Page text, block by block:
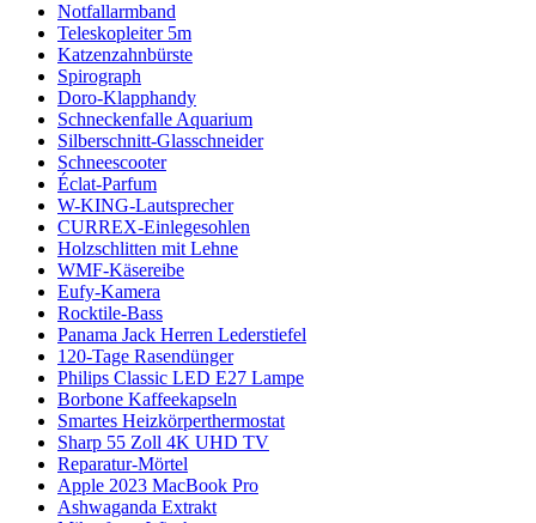
Notfallarmband
Teleskopleiter 5m
Katzenzahnbürste
Spirograph
Doro-Klapphandy
Schneckenfalle Aquarium
Silberschnitt-Glasschneider
Schneescooter
Éclat-Parfum
W-KING-Lautsprecher
CURREX-Einlegesohlen
Holzschlitten mit Lehne
WMF-Käsereibe
Eufy-Kamera
Rocktile-Bass
Panama Jack Herren Lederstiefel
120-Tage Rasendünger
Philips Classic LED E27 Lampe
Borbone Kaffeekapseln
Smartes Heizkörperthermostat
Sharp 55 Zoll 4K UHD TV
Reparatur-Mörtel
Apple 2023 MacBook Pro
Ashwaganda Extrakt